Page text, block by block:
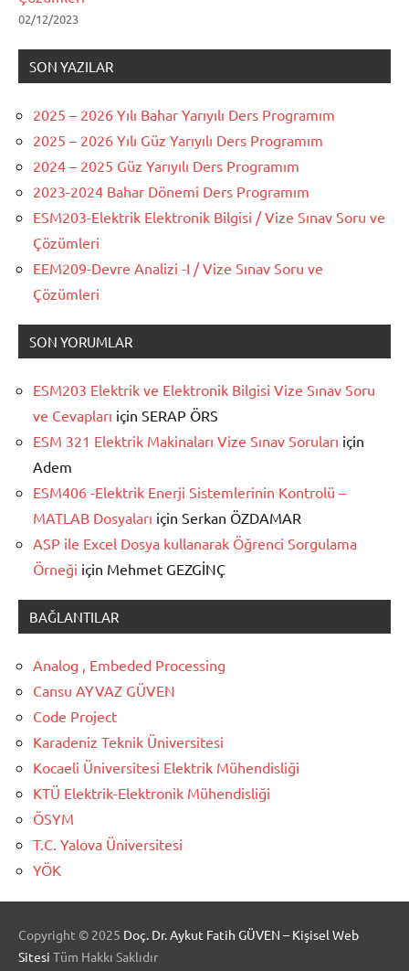
02/12/2023
SON YAZILAR
2025 – 2026 Yılı Bahar Yarıyılı Ders Programım
2025 – 2026 Yılı Güz Yarıyılı Ders Programım
2024 – 2025 Güz Yarıyılı Ders Programım
2023-2024 Bahar Dönemi Ders Programım
ESM203-Elektrik Elektronik Bilgisi / Vize Sınav Soru ve
Çözümleri
EEM209-Devre Analizi -I / Vize Sınav Soru ve
Çözümleri
SON YORUMLAR
ESM203 Elektrik ve Elektronik Bilgisi Vize Sınav Soru
ve Cevapları için SERAP ÖRS
ESM 321 Elektrik Makinaları Vize Sınav Soruları için
Adem
ESM406 -Elektrik Enerji Sistemlerinin Kontrolü –
MATLAB Dosyaları için Serkan ÖZDAMAR
ASP ile Excel Dosya kullanarak Öğrenci Sorgulama
Örneği için Mehmet GEZGİNÇ
BAĞLANTILAR
Analog , Embeded Processing
Cansu AYVAZ GÜVEN
Code Project
Karadeniz Teknik Üniversitesi
Kocaeli Üniversitesi Elektrik Mühendisliği
KTÜ Elektrik-Elektronik Mühendisliği
ÖSYM
T.C. Yalova Üniversitesi
YÖK
Copyright © 2025 Doç. Dr. Aykut Fatih GÜVEN – Kişisel Web
Sitesi Tüm Hakkı Saklıdır